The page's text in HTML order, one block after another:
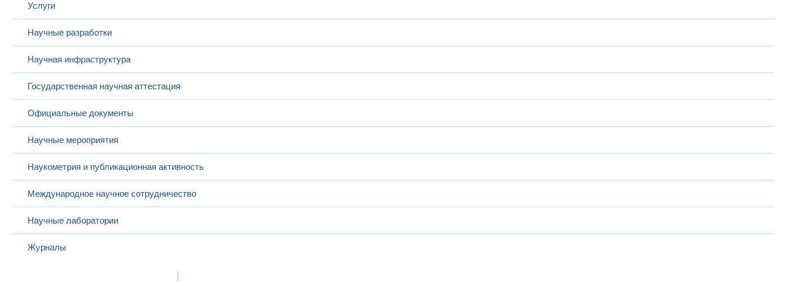
Услуги
Научные разработки
Научная инфраструктура
Государственная научная аттестация
Официальные документы
Научные мероприятия
Наукометрия и публикационная активность
Международное научное сотрудничество
Научные лаборатории
Журналы